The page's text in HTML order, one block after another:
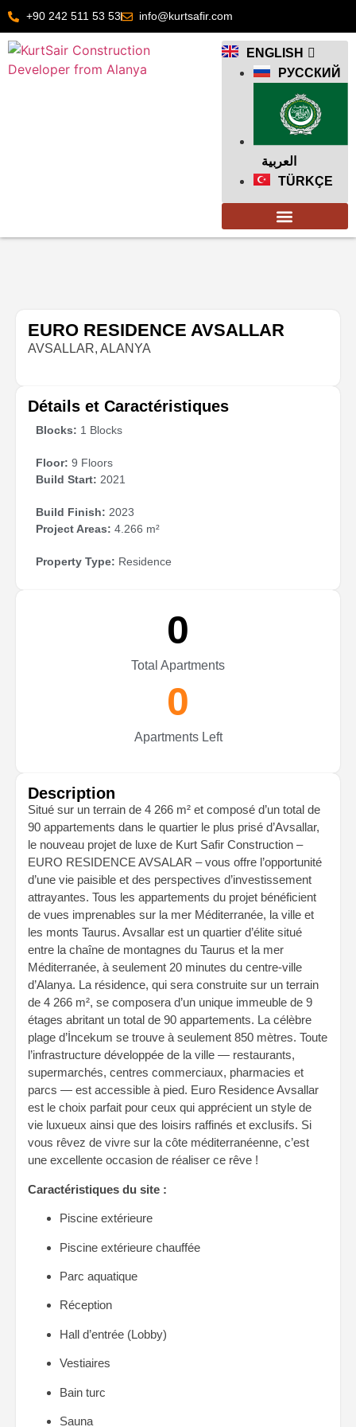
+90 242 511 53 53 info@kurtsafir.com
ENGLISH
РУССКИЙ
العربية
TÜRKÇE
EURO RESIDENCE AVSALLAR
AVSALLAR, ALANYA
Détails et Caractéristiques
Blocks: 1 Blocks
Floor: 9 Floors
Build Start: 2021
Build Finish: 2023
Project Areas: 4.266 m²
Property Type: Residence
Total Apartments
0
Apartments Left
0
Description
Situé sur un terrain de 4 266 m² et composé d’un total de
90 appartements dans le quartier le plus prisé d’Avsallar,
le nouveau projet de luxe de Kurt Safir Construction –
EURO RESIDENCE AVSALAR – vous offre l’opportunité
d’une vie paisible et des perspectives d’investissement
attrayantes. Tous les appartements du projet bénéficient
de vues imprenables sur la mer Méditerranée, la ville et
les monts Taurus. Avsallar est un quartier d’élite situé
entre la chaîne de montagnes du Taurus et la mer
Méditerranée, à seulement 20 minutes du centre-ville
d’Alanya. La résidence, qui sera construite sur un terrain
de 4 266 m², se composera d’un unique immeuble de 9
étages abritant un total de 90 appartements. La célèbre
plage d’İncekum se trouve à seulement 850 mètres. Toute
l’infrastructure développée de la ville — restaurants,
supermarchés, centres commerciaux, pharmacies et
parcs — est accessible à pied. Euro Residence Avsallar
est le choix parfait pour ceux qui apprécient un style de
vie luxueux ainsi que des loisirs raffinés et exclusifs. Si
vous rêvez de vivre sur la côte méditerranéenne, c’est
une excellente occasion de réaliser ce rêve !
Caractéristiques du site :
Piscine extérieure
Piscine extérieure chauffée
Parc aquatique
Réception
Hall d’entrée (Lobby)
Vestiaires
Bain turc
Sauna